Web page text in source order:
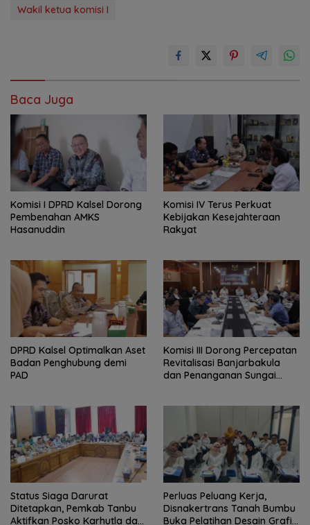
Wakil ketua komisi I
Baca Juga
Komisi I DPRD Kalsel Dorong
Pembenahan AMKS
Hasanuddin
Komisi IV Terus Perkuat
Kebijakan Kesejahteraan
Rakyat
‎DPRD Kalsel Optimalkan Aset
Badan Penghubung demi
PAD
‎Komisi III Dorong Percepatan
Revitalisasi Banjarbakula
dan Penanganan Sungai
Status Siaga Darurat
Ditetapkan, Pemkab Tanbu
Aktifkan Posko Karhutla dan
Perluas Peluang Kerja,
Disnakertrans Tanah Bumbu
Buka Pelatihan Desain Grafis